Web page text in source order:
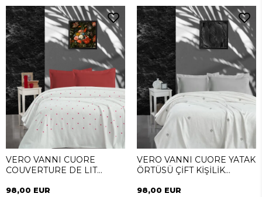
VERO VANNI CUORE
COUVERTURE DE LIT
98,00 EUR
VERO VANNI CUORE YATAK
ÖRTÜSÜ ÇİFT KİŞİLİK
98,00 EUR